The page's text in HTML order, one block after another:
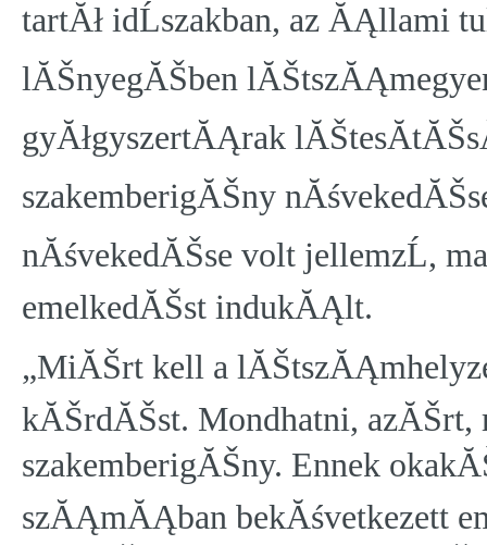
tartĂł idĹszakban, az ĂĄllami
lĂŠnyegĂŠben
gyĂłgyszertĂĄrak
szakemberigĂŠny
nĂśvekedĂŠse volt jellemzĹ,
emelkedĂŠst indukĂĄlt.
„MiĂŠrt kell a
kĂŠrdĂŠst. Mondhatni, azĂŠrt,
szakemberigĂŠny. Ennek
szĂĄmĂĄban bekĂśvetkezett